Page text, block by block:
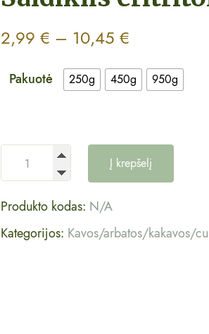
2,99€ – 10,45€
Pakuotė 250g 450g 950g
Į krepšelį
Produkto kodas: N/A
Kategorijos: Kavos/arbatos/kakavos/